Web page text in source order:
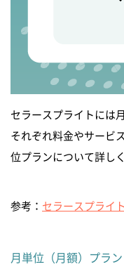
セラースプライトには
それぞれ料金やサービ
位プランについて詳し
参考： セラースプライ
月単位（月額）プラン